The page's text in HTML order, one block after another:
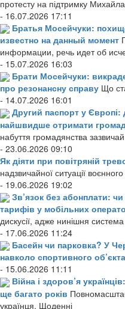
протесту на підтримку Михайла
- 16.07.2026 17:11
Братья Мосейчуки:
известно на данный момент
информации, речь идет об
- 15.07.2026 16:03
Брати Мосейчуки:
про резонансну справу Що
- 14.07.2026 16:01
Другий паспорт у Європі:
найшвидше отримати
набуття громадянства
- 23.06.2026 09:10
Як діяти при повітряній
надзвичайної ситуації
- 19.06.2026 19:02
Зв’язок без абонплати:
тарифів у мобільних
дискусії, адже нинішня система
- 17.06.2026 11:24
Басейн чи парковка? У
навколо спортивного об’єкта
- 15.06.2026 11:11
Війна і здоров’я
ще багато років
українця. Щоденні